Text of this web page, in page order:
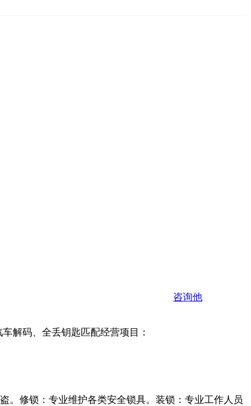
咨询他
解码、全丢钥匙匹配经营项目：
。修锁：专业维护各类安全锁具。装锁：专业工作人员